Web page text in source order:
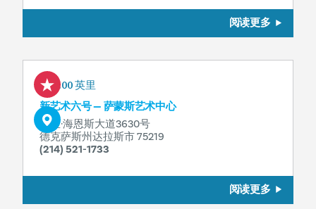
阅读更多
0.00 英里
新艺术六号 — 萨蒙斯艺术中心
哈里·海恩斯大道3630号
德克萨斯州达拉斯市 75219
(214) 521-1733
阅读更多